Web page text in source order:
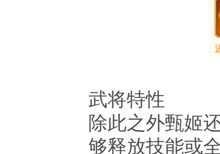
武将特性
除此之外甄姬
够释放技能或